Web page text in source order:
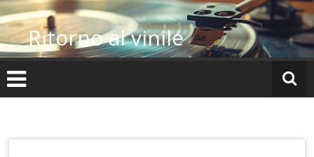
Vai
al
contenutoRitorno al vinile